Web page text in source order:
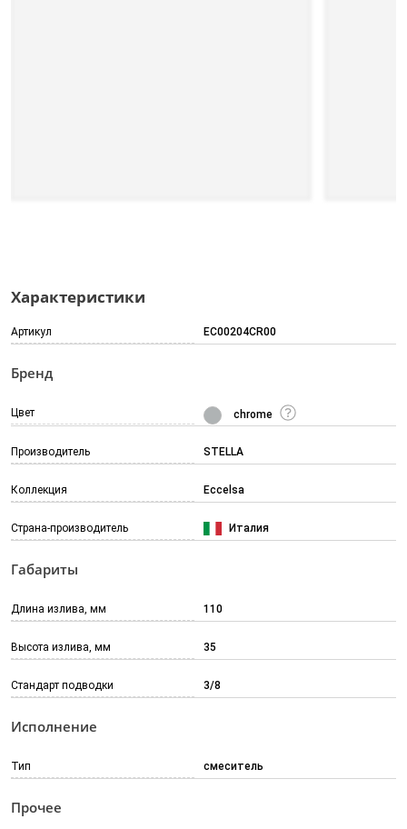
Характеристики
Артикул EC00204CR00
Бренд
Цвет chrome
Производитель STELLA
Коллекция Eccelsa
Страна-производитель Италия
Габариты
Длина излива, мм 110
Высота излива, мм 35
Стандарт подводки 3/8
Исполнение
Тип смеситель
Прочее